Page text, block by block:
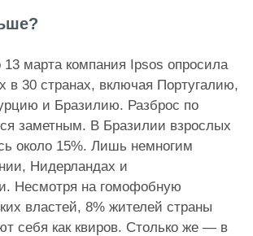
марта компания Ipsos опросила
в 30 странах, включая Португалию,
и Бразилию. Разброс по
заметным. В Бразилии взрослых
около 15%. Лишь немногим
Нидерландах и
Несмотря на гомофобную
властей, 8% жителей страны
себя как квиров. Столько же — в